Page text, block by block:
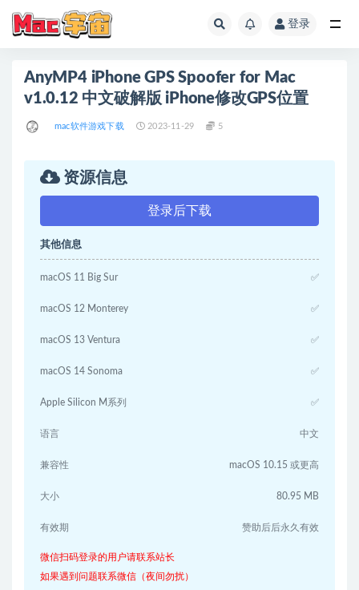
登录
AnyMP4 iPhone GPS Spoofer for Mac
v1.0.12 中文破解版 iPhone修改GPS位置
mac软件游戏下载 2023-11-29 5
资源信息
登录后下载
其他信息
macOS 11 Big Sur ✅
macOS 12 Monterey ✅
macOS 13 Ventura ✅
macOS 14 Sonoma ✅
Apple Silicon M系列 ✅
语言 中文
兼容性 macOS 10.15 或更高
大小 80.95 MB
有效期 赞助后后永久有效
微信扫码登录的用户请联系站长
如果遇到问题联系微信（夜间勿扰）